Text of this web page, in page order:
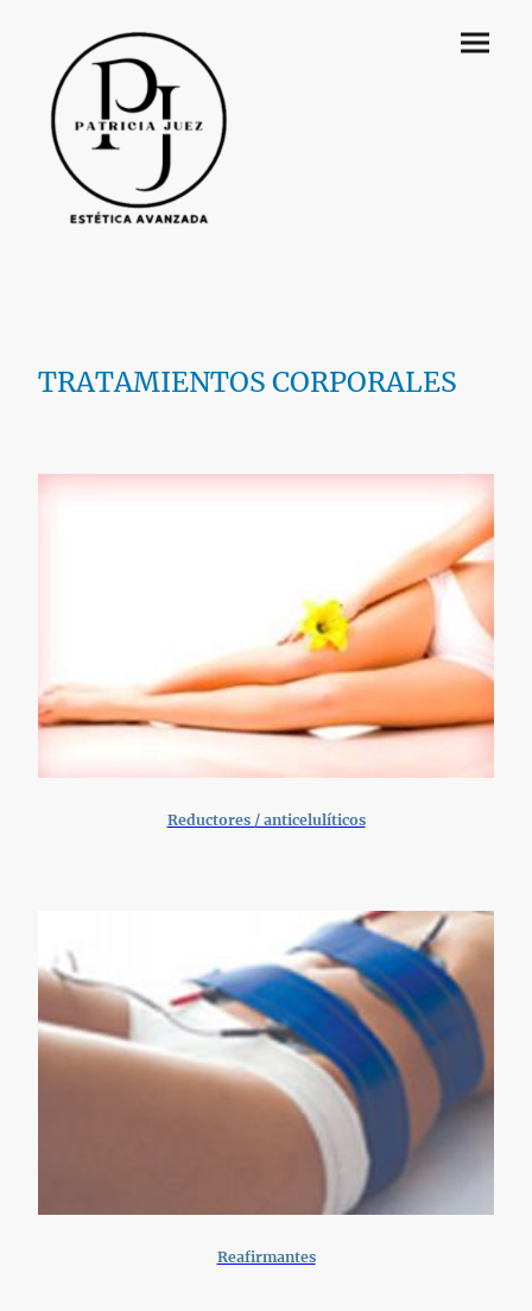
TRATAMIENTOS CORPORALES
Reductores / anticelulíticos
Reafirmantes